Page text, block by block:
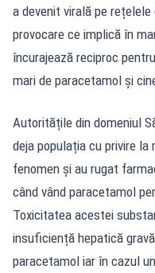
a devenit virală pe
provocare ce implică în
încurajează reciproc
mari de paracetamol și
Autoritățile din domeniul
deja populația cu privire
fenomen și au rugat
când vând paracetamol
Toxicitatea acestei
insuficiență hepatică
paracetamol iar în cazul